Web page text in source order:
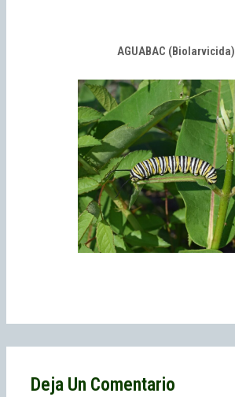
AGUABAC (Biolarvicida)
Deja Un Comentario